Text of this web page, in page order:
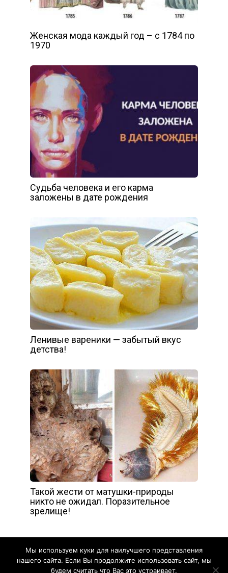
Женская мода каждый год – с 1784 по
1970
Судьба человека и его карма
заложены в дате рождения
Ленивые вареники — забытый вкус
детства!
Такой жести от матушки-природы
никто не ожидал. Поразительное
зрелище!
Мы используем куки для наилучшего представления
нашего сайта. Если Вы продолжите использовать сайт, мы
будем считать что Вас это устраивает.